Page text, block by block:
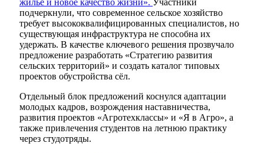
жильё и новое качество жизни». Участники
подчеркнули, что современное сельское хозяйство
требует высококвалифицированных специалистов, но
существующая инфраструктура не способна их
удержать. В качестве ключевого решения прозвучало
предложение разработать «Стратегию развития
сельских территорий» и создать каталог типовых
проектов обустройства сёл.
Отдельный блок предложений коснулся адаптации
молодых кадров, возрождения наставничества,
развития проектов «Агротехклассы» и «Я в Агро», а
также привлечения студентов на летнюю практику
через студотряды.